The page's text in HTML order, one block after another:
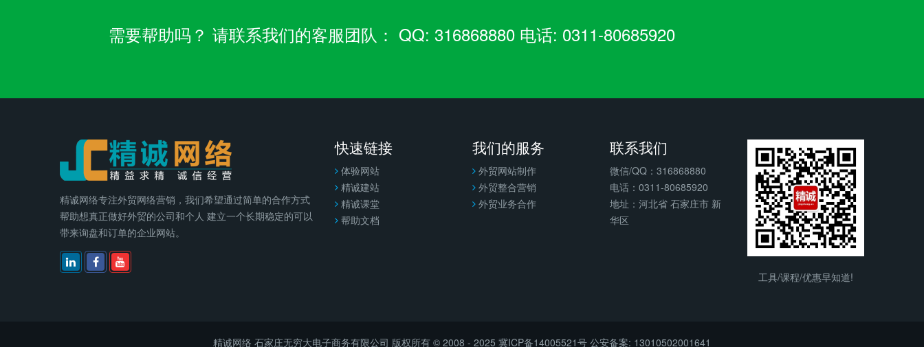
需要帮助吗？ 请联系我们的客服团队： QQ: 316868880 电话: 0311-80685920
精诚网络专注外贸网络营销，我们希望通过简单的合作方式
帮助想真正做好外贸的公司和个人 建立一个长期稳定的可以
带来询盘和订单的企业网站。
快速链接
体验网站
精诚建站
精诚课堂
帮助文档
我们的服务
外贸网站制作
外贸整合营销
外贸业务合作
工具/课程/优惠早知道!
联系我们
微信/QQ：316868880
电话：0311-80685920
地址：河北省 石家庄市 新
华区
精诚网络 石家庄无穷大电子商务有限公司 版权所有 © 2008 - 2025 冀ICP备14005521号 公安备案: 13010502001641